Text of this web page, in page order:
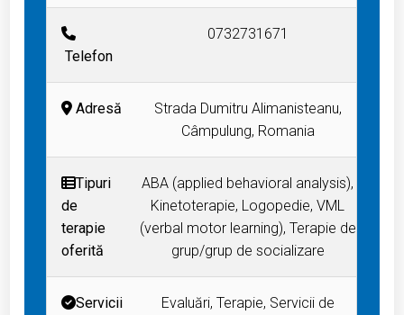
Telefon
0732731671
Adresă
Strada Dumitru Alimanisteanu,
Câmpulung, Romania
Tipuri
de
terapie
oferită
ABA (applied behavioral analysis),
Kinetoterapie, Logopedie, VML
(verbal motor learning), Terapie de
grup/grup de socializare
Servicii
Evaluări, Terapie, Servicii de